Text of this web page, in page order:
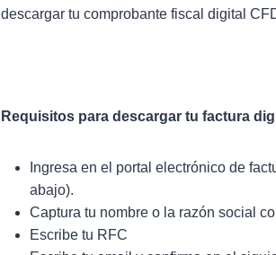
descargar tu comprobante fiscal digital
Requisitos para descargar tu factura
Ingresa en el portal electrónico de
abajo).
Captura tu nombre o la razón social
Escribe tu RFC